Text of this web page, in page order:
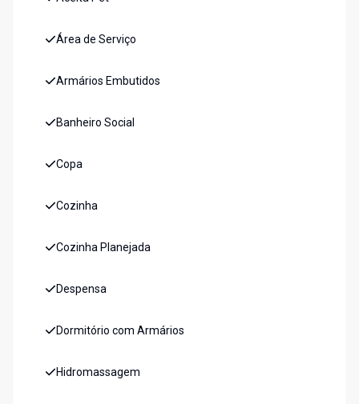
Área de Serviço
Armários Embutidos
Banheiro Social
Copa
Cozinha
Cozinha Planejada
Despensa
Dormitório com Armários
Hidromassagem